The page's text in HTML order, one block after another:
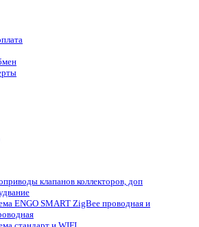
клапанов коллекторов, доп
ENGO SMART ZigBee проводная и